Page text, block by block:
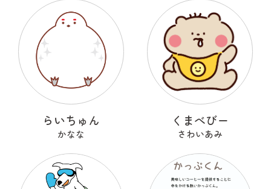
らいちゅん
かなな
くまべびー
さわいあみ